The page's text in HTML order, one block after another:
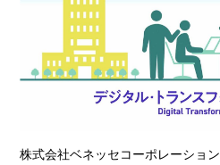
株式会社ベネッセコーポレーション